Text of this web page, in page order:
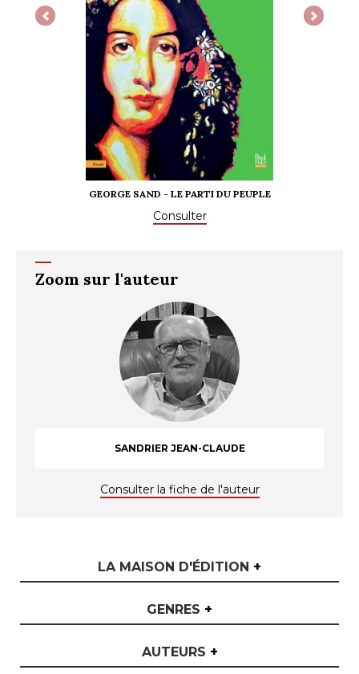
LA MAISON D'ÉDITION +
GENRES +
AUTEURS +
Previous Next
GEORGE SAND - LE PARTI DU PEUPLE
Consulter
Zoom sur l'auteur
SANDRIER JEAN-CLAUDE
Consulter la fiche de l'auteur